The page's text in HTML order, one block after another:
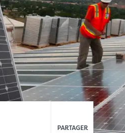
PARTAGER